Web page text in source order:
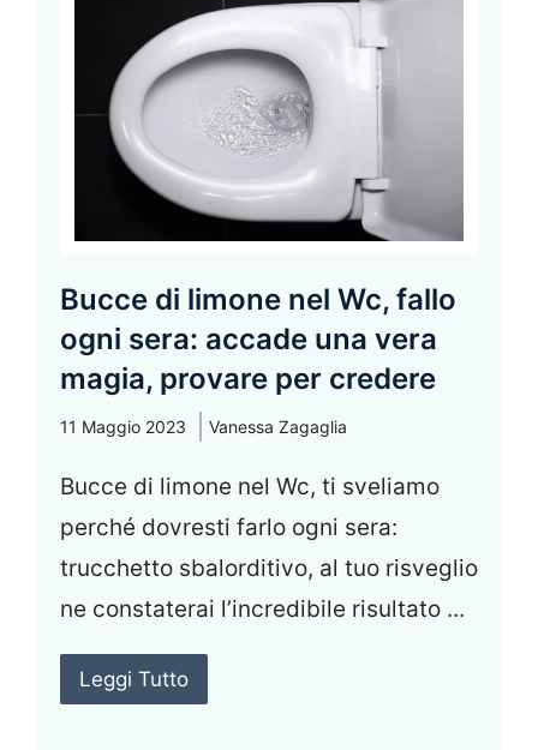
Bucce di limone nel Wc, fallo
ogni sera: accade una vera
magia, provare per credere
11 Maggio 2023 Vanessa Zagaglia
Bucce di limone nel Wc, ti sveliamo
perché dovresti farlo ogni sera:
trucchetto sbalorditivo, al tuo risveglio
ne constaterai l’incredibile risultato ...
Leggi Tutto